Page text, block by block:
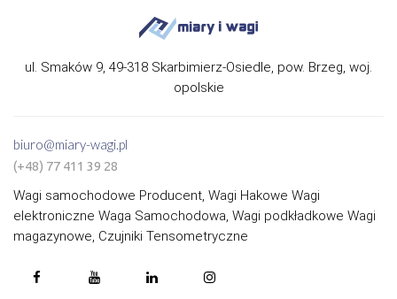
ul. Smaków 9, 49-318 Skarbimierz-Osiedle, pow. Brzeg, woj.
opolskie
biuro@miary-wagi.pl
(+48) 77 411 39 28
Wagi samochodowe Producent, Wagi Hakowe Wagi
elektroniczne Waga Samochodowa, Wagi podkładkowe Wagi
magazynowe, Czujniki Tensometryczne